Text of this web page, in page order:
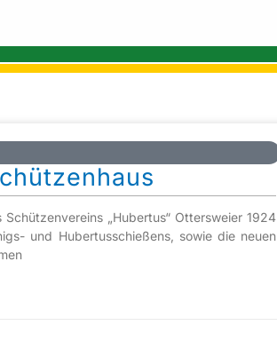
„Hubertus“ Ottersweier 1924
und Hubertusschießens, sowie die neuen